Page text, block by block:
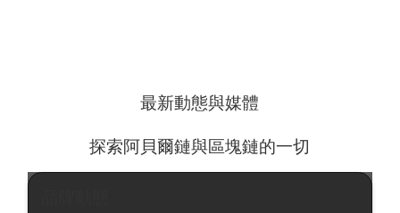
最新動態與媒體
探索阿貝爾鏈與區塊鏈的一切